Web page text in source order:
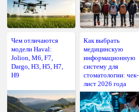
Чем отличаются
модели Haval:
Jolion, M6, F7,
Dargo, H3, H5, H7,
H9
Как выбрать
медицинскую
информационную
систему для
стоматологии: чек-
лист 2026 года